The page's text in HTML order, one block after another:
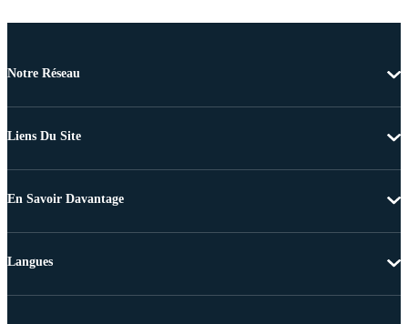
Notre Réseau
Liens Du Site
En Savoir Davantage
Langues